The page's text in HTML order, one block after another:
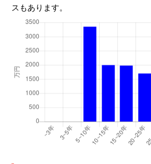
スもあります。